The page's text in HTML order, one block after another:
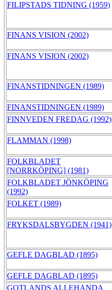
FILIPSTADS TIDNING (1959)
FINANS VISION (2002)
FINANS VISION (2002)
FINANSTIDNINGEN (1989)
FINANSTIDNINGEN (1989)
FINNVEDEN FREDAG (1992)
FLAMMAN (1998)
FOLKBLADET
[NORRKÖPING] (1981)
FOLKBLADET JÖNKÖPING
(1992)
FOLKET (1989)
FRYKSDALSBYGDEN (1941)
GEFLE DAGBLAD (1895)
GEFLE DAGBLAD (1895)
GOTLANDS ALLEHANDA